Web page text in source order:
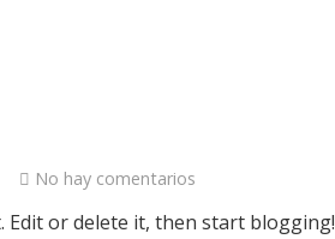
No hay comentarios
Edit or delete it, then start blogging!